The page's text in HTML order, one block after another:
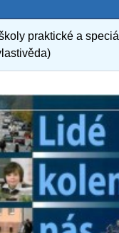
praktické a